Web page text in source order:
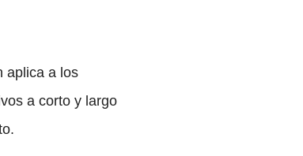
aplica a los
a corto y largo